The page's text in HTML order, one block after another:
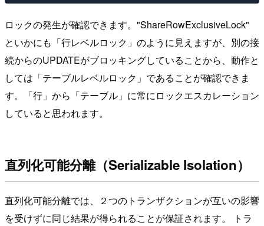
ロックの発生が確認できます。"ShareRowExclusiveLock"
といかにも「行レベルロック」のように見えますが、別の接
続からのUPDATEがブロッキングしていることから、動作と
しては「テーブルレベルロック」であることが確認できま
す。「行」から「テーブル」に常にロックエスカレーション
していると思われます。
直列化可能分離（Serializable Isolation）
直列化可能分離では、２つのトランザクションが互いの影響
を受けずに同じ結果が得られることが保証されます。 トラ